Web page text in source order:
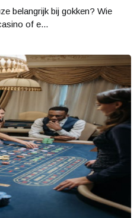
belangrijk bij gokken? Wie
of e...